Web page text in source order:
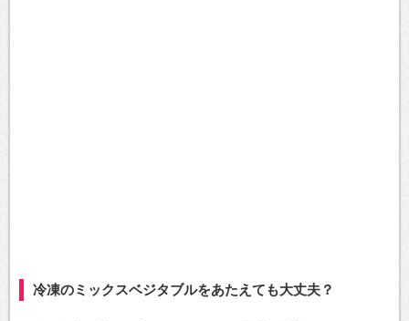
冷凍のミックスベジタブルをあたえても大丈夫？